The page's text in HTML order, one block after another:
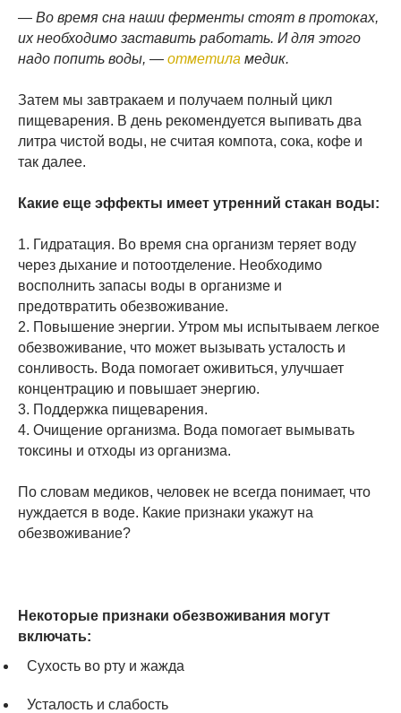
— Во время сна наши ферменты стоят в протоках,
их необходимо заставить работать. И для этого
надо попить воды, — отметила медик.
Затем мы завтракаем и получаем полный цикл
пищеварения. В день рекомендуется выпивать два
литра чистой воды, не считая компота, сока, кофе и
так далее.
Какие еще эффекты имеет утренний стакан воды:
1. Гидратация. Во время сна организм теряет воду
через дыхание и потоотделение. Необходимо
восполнить запасы воды в организме и
предотвратить обезвоживание.
2. Повышение энергии. Утром мы испытываем легкое
обезвоживание, что может вызывать усталость и
сонливость. Вода помогает оживиться, улучшает
концентрацию и повышает энергию.
3. Поддержка пищеварения.
4. Очищение организма. Вода помогает вымывать
токсины и отходы из организма.
По словам медиков, человек не всегда понимает, что
нуждается в воде. Какие признаки укажут на
обезвоживание?
Некоторые признаки обезвоживания могут
включать:
Сухость во рту и жажда
Усталость и слабость